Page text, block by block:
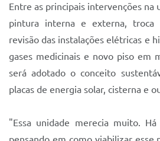
Entre as principais intervenções na
pintura interna e externa, troca
revisão das instalações elétricas e
gases medicinais e novo piso em
será adotado o conceito
placas de energia solar, cisterna e
"Essa unidade merecia muito.